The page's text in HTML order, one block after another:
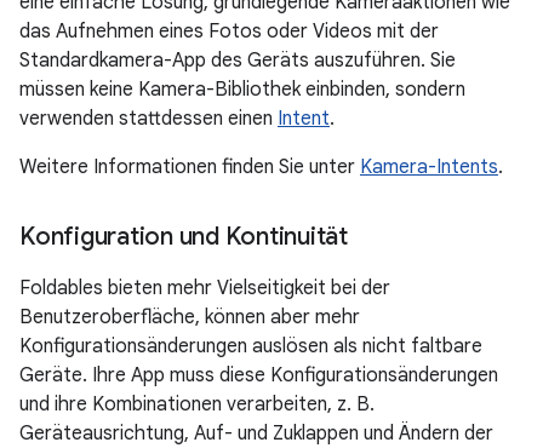
das Aufnehmen eines Fotos oder Videos mit der
Standardkamera-App des Geräts auszuführen. Sie
müssen keine Kamera-Bibliothek einbinden, sondern
verwenden stattdessen einen Intent.
Weitere Informationen finden Sie unter Kamera-Intents.
Konfiguration und Kontinuität
Foldables bieten mehr Vielseitigkeit bei der
Benutzeroberfläche, können aber mehr
Konfigurationsänderungen auslösen als nicht faltbare
Geräte. Ihre App muss diese Konfigurationsänderungen
und ihre Kombinationen verarbeiten, z. B.
Geräteausrichtung, Auf- und Zuklappen und Ändern der